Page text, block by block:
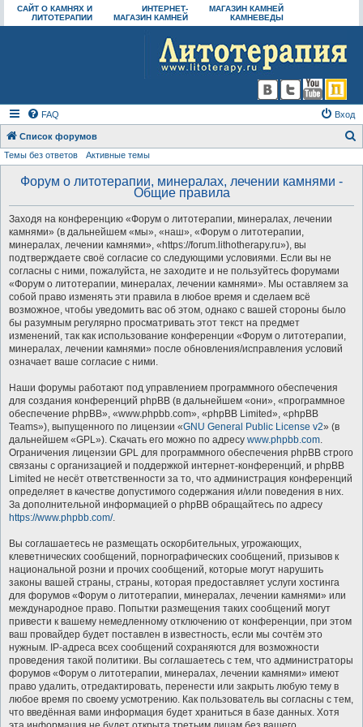
САЙТ О КАМНЯХ И
ЛИТОТЕРАПИИ
ИНТЕРНЕТ-
МАГАЗИН КАМНЕЙ
МАГАЗИН КАМНЕЙ
КАМНЕВЕДЫ
FAQ Вход
Список форумов
Темы без ответов Активные темы
Форум о литотерапии, минералах, лечении камнями -
Общие правила
Заходя на конференцию «Форум о литотерапии, минералах, лечении
камнями» (в дальнейшем «мы», «наш», «Форум о литотерапии,
минералах, лечении камнями», «https://forum.lithotherapy.ru»), вы
подтверждаете своё согласие со следующими условиями. Если вы не
согласны с ними, пожалуйста, не заходите и не пользуйтесь форумами
«Форум о литотерапии, минералах, лечении камнями». Мы оставляем за
собой право изменять эти правила в любое время и сделаем всё
возможное, чтобы уведомить вас об этом, однако с вашей стороны было
бы разумным регулярно просматривать этот текст на предмет
изменений, так как использование конференции «Форум о литотерапии,
минералах, лечении камнями» после обновления/исправления условий
означает ваше согласие с ними.
Наши форумы работают под управлением программного обеспечения
для создания конференций phpBB (в дальнейшем «они», «программное
обеспечение phpBB», «www.phpbb.com», «phpBB Limited», «phpBB
Teams»), выпущенного по лицензии «GNU General Public License v2» (в
дальнейшем «GPL»). Скачать его можно по адресу www.phpbb.com.
Ограничения лицензии GPL для программного обеспечения phpBB строго
связаны с организацией и поддержкой интернет-конференций, и phpBB
Limited не несёт ответственности за то, что администрация конференций
определяет в качестве допустимого содержания и/или поведения в них.
За дополнительной информацией о phpBB обращайтесь по адресу
https://www.phpbb.com/.
Вы соглашаетесь не размещать оскорбительных, угрожающих,
клеветнических сообщений, порнографических сообщений, призывов к
национальной розни и прочих сообщений, которые могут нарушить
законы вашей страны, страны, которая предоставляет услуги хостинга
для форумов «Форум о литотерапии, минералах, лечении камнями» или
международное право. Попытки размещения таких сообщений могут
привести к вашему немедленному отключению от конференции, при этом
ваш провайдер будет поставлен в известность, если мы сочтём это
нужным. IP-адреса всех сообщений сохраняются для возможности
проведения такой политики. Вы соглашаетесь с тем, что администраторы
форумов «Форум о литотерапии, минералах, лечении камнями» имеют
право удалить, отредактировать, перенести или закрыть любую тему в
любое время по своему усмотрению. Как пользователь вы согласны с тем,
что введённая вами информация будет храниться в базе данных. Хотя